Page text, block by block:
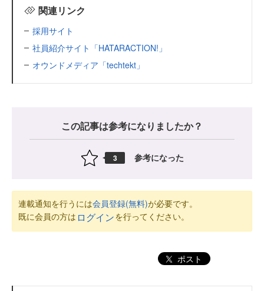
関連リンク
採用サイト
社員紹介サイト「HATARACTION!」
オウンドメディア「techtekt」
この記事は参考になりましたか？
3 参考になった
連載通知を行うには会員登録(無料)が必要です。
既に会員の方は ログインを行ってください。
ポスト